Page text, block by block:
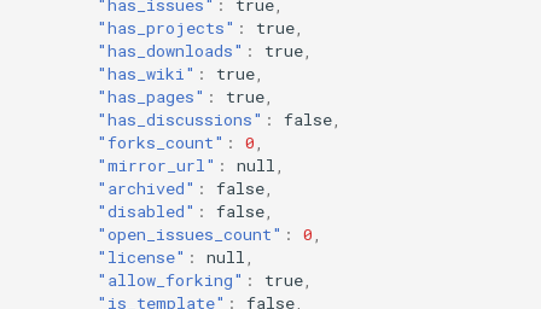
"has_projects" : true
"has_downloads" : true
"has_wiki" : true
"has_pages" : true
"has_discussions" : false
"forks_count" : 0
"mirror_url" : null
"archived" : false
"disabled" : false
"open_issues_count" : 0
"license" : null
"allow_forking" : true
"is_template" : false